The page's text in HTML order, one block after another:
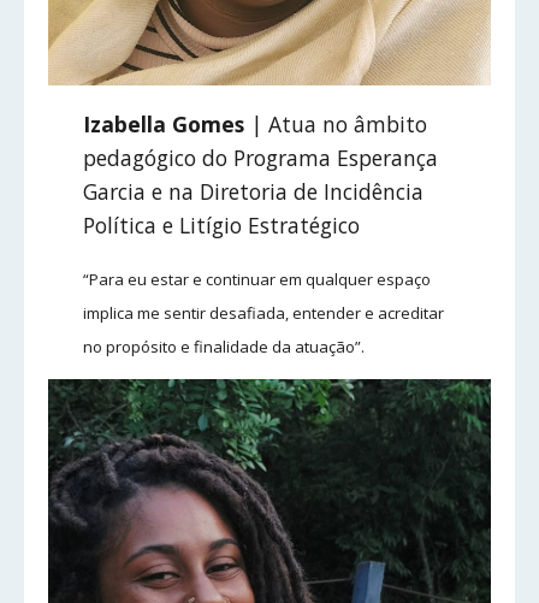
Izabella Gomes | Atua no âmbito
pedagógico do Programa Esperança
Garcia e na Diretoria de Incidência
Política e Litígio Estratégico
“Para eu estar e continuar em qualquer espaço
implica me sentir desafiada, entender e acreditar
no propósito e finalidade da atuação”.